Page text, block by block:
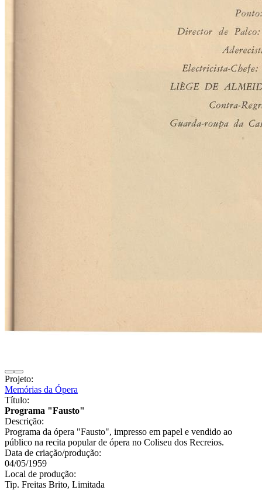
Projeto:
Memórias da Ópera
Título:
Programa "Fausto"
Descrição:
Programa da ópera "Fausto", impresso em papel e vendido ao
público na recita popular de ópera no Coliseu dos Recreios.
Data de criação/produção:
04/05/1959
Local de produção:
Tip. Freitas Brito, Limitada